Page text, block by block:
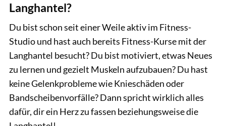
Langhantel?
Du bist schon seit einer Weile aktiv im Fitness-
Studio und hast auch bereits Fitness-Kurse mit der
Langhantel besucht? Du bist motiviert, etwas Neues
zu lernen und gezielt Muskeln aufzubauen? Du hast
keine Gelenkprobleme wie Knieschäden oder
Bandscheibenvorfälle? Dann spricht wirklich alles
dafür, dir ein Herz zu fassen beziehungsweise die